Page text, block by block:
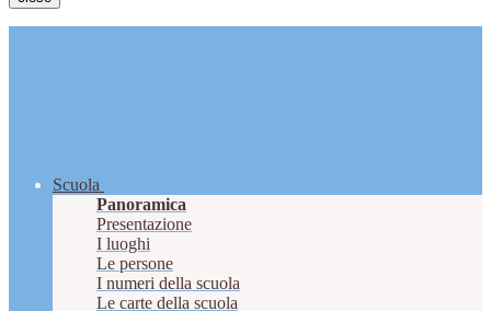
Scuola
Panoramica
Presentazione
I luoghi
Le persone
I numeri della scuola
Le carte della scuola